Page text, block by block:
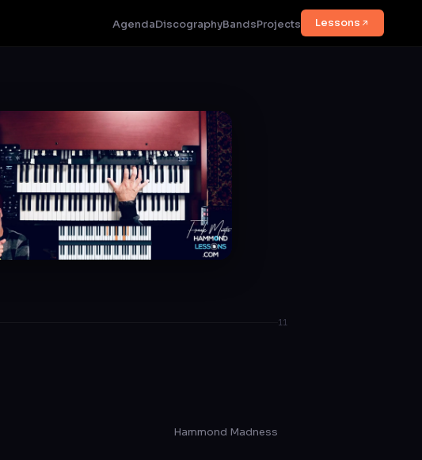
AgendaDiscographyBandsProjects Lessons
11
Hammond Madness